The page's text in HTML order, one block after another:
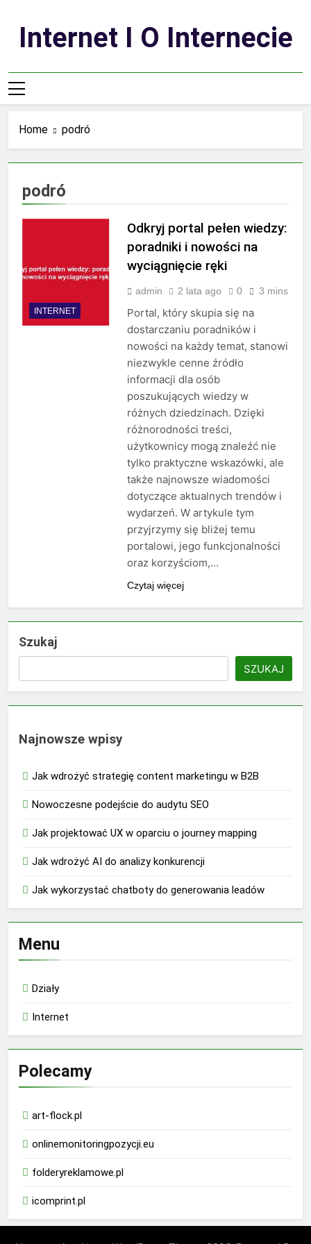
contentInternet I O Internecie
Home podró
podró
INTERNET
Odkryj portal pełen wiedzy:
poradniki i nowości na
wyciągnięcie ręki
admin 2 lata ago 0 3 mins
Portal, który skupia się na
dostarczaniu poradników i
nowości na każdy temat, stanowi
niezwykle cenne źródło
informacji dla osób
poszukujących wiedzy w
różnych dziedzinach. Dzięki
różnorodności treści,
użytkownicy mogą znaleźć nie
tylko praktyczne wskazówki, ale
także najnowsze wiadomości
dotyczące aktualnych trendów i
wydarzeń. W artykule tym
przyjrzymy się bliżej temu
portalowi, jego funkcjonalności
oraz korzyściom,…
Czytaj więcej
Szukaj
SZUKAJ
Najnowsze wpisy
Jak wdrożyć strategię content marketingu w B2B
Nowoczesne podejście do audytu SEO
Jak projektować UX w oparciu o journey mapping
Jak wdrożyć AI do analizy konkurencji
Jak wykorzystać chatboty do generowania leadów
Menu
Działy
Internet
Polecamy
art-flock.pl
onlinemonitoringpozycji.eu
folderyreklamowe.pl
icomprint.pl